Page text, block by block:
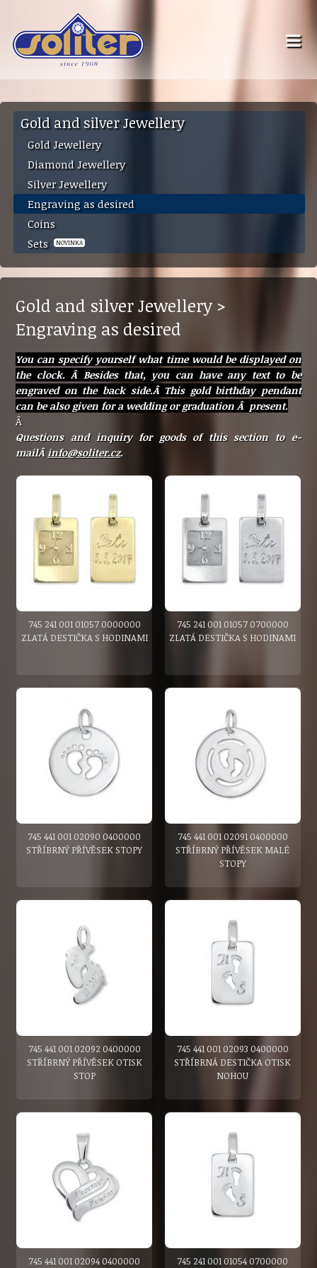
Gold and silver Jewellery
Gold Jewellery
Diamond Jewellery
Silver Jewellery
Engraving as desired
Coins
Sets
NOVINKA
Gold and silver Jewellery >
Engraving as desired
You can specify yourself what time would be displayed on
the clock. Â Besides that, you can have any text to be
engraved on the back side.Â This gold birthday pendant
can be also given for a wedding or graduation Â present.
Â
Questions and inquiry for goods of this section to e-
mailÂinfo@soliter.cz.
745 241 001 01057 0000000
ZLATÁ DESTIČKA S HODINAMI
745 241 001 01057 0700000
ZLATÁ DESTIČKA S HODINAMI
745 441 001 02090 0400000
STŘÍBRNÝ PŘÍVĚSEK STOPY
745 441 001 02091 0400000
STŘÍBRNÝ PŘÍVĚSEK MALÉ
STOPY
745 441 001 02092 0400000
STŘÍBRNÝ PŘÍVĚSEK OTISK
STOP
745 441 001 02093 0400000
STŘÍBRNÁ DESTIČKA OTISK
NOHOU
745 441 001 02094 0400000
745 241 001 01054 0700000